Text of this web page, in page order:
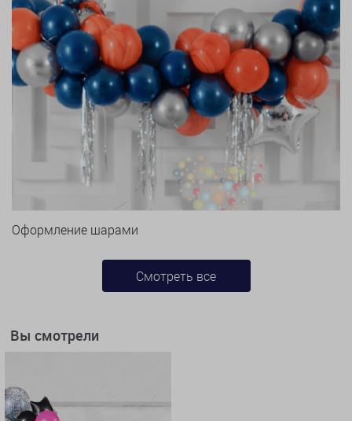
Оформление шарами
Смотреть все
Вы смотрели